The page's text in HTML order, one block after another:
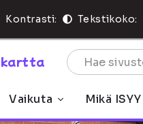
Kontrasti: Tekstikoko:
Vaikuta Mikä ISYY